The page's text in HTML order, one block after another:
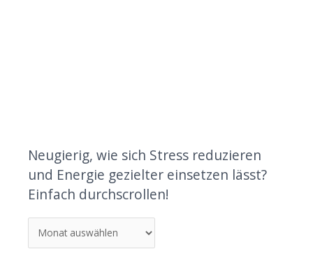
Neugierig, wie sich Stress reduzieren
und Energie gezielter einsetzen lässt?
Einfach durchscrollen!